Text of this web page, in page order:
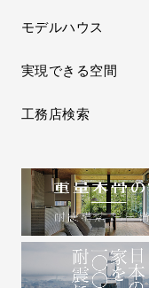
モデルハウス
実現できる空間
工務店検索